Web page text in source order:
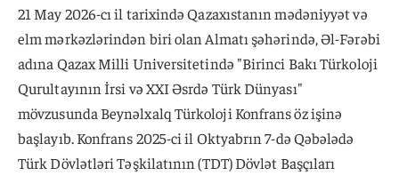
21 May 2026-cı il tarixində Qazaxıstanın mədəniyyət və
elm mərkəzlərindən biri olan Almatı şəhərində, Əl-Fərəbi
adına Qazax Milli Universitetində "Birinci Bakı Türkoloji
Qurultayının İrsi və XXI Əsrdə Türk Dünyası"
mövzusunda Beynəlxalq Türkoloji Konfrans öz işinə
başlayıb. Konfrans 2025-ci il Oktyabrın 7-də Qəbələdə
Türk Dövlətləri Təşkilatının (TDT) Dövlət Başçıları